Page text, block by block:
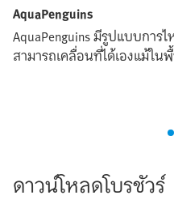
AquaPenguins
AquaPenguins มีรูปแบบกา
สามารถเคลื่อนที่ได้เองแม้ใ
ดาวน์โหลดโบรชัวร์